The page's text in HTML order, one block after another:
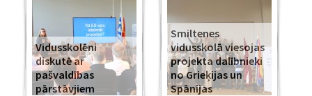
Vidusskolēni
diskutē ar
pašvaldības
pārstāvjiem
Smiltenes
vidusskolā viesojas
projekta dalībnieki
no Grieķijas un
Spānijas